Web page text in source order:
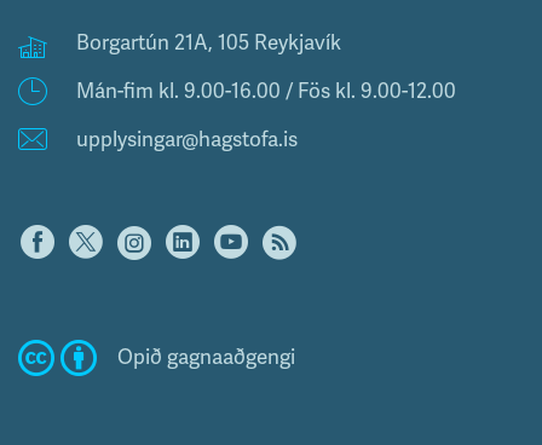
Borgartún 21A, 105 Reykjavík
Mán-fim kl. 9.00-16.00 / Fös kl. 9.00-12.00
upplysingar@hagstofa.is
Opið gagnaaðgengi